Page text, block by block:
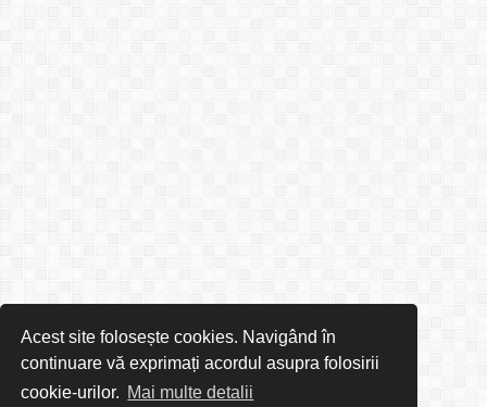
Acest site folosește cookies. Navigând în
continuare vă exprimați acordul asupra folosirii
cookie-urilor. Mai multe detalii